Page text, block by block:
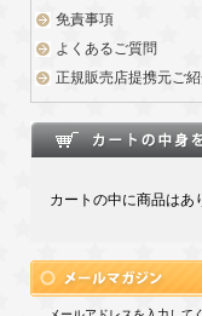
免責事項
よくあるご質問
正規販売店提携元ご
カートの中に商品はあ